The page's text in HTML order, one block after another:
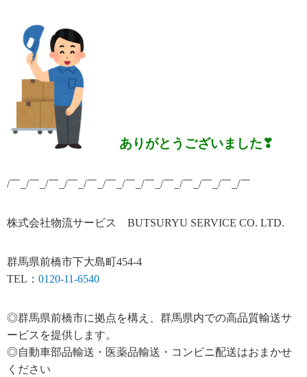
ありがとうございました❣
/￣_/￣_/￣_/￣_/￣_/￣_/￣_/￣_/￣_/￣_/￣_/￣_/￣
株式会社物流サービス BUTSURYU SERVICE CO. LTD.
群馬県前橋市下大島町454-4
TEL： 0120-11-6540
◎群馬県前橋市に拠点を構え、群馬県内での高品質輸送サ
ービスを提供します。
◎自動車部品輸送・医薬品輸送・コンビニ配送はおまかせ
ください